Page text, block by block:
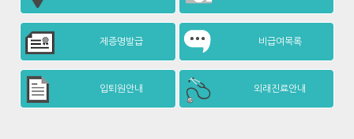
제증명발급 비급여목록
입퇴원안내 외래진료안내